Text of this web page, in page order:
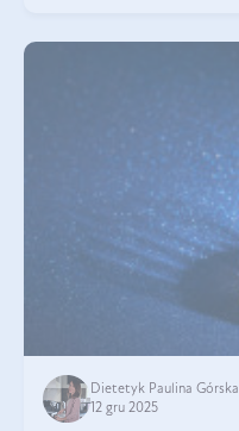
Dietetyk Paulina Górska
12 gru 2025